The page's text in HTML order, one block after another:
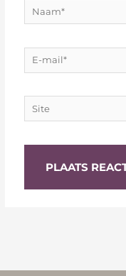
Naam*
E-
mail*
Site